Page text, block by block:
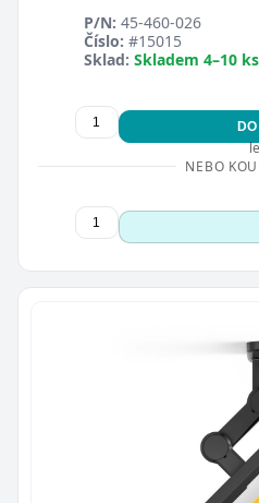
P/N: 45-460-026
Číslo: #15015
Sklad: Skladem 4–10 ks
NEBO